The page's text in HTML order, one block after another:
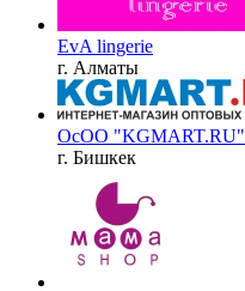
EvA lingerie
г. Алматы
ОсОО "KGMART.RU"
г. Бишкек